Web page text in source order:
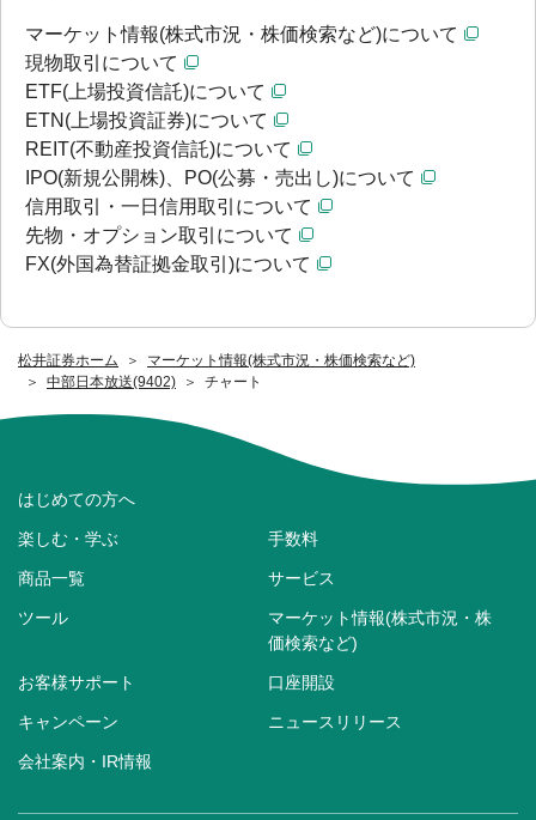
松井証券ホーム
マーケット情報(株式市況・株価検索など)
中部日本放送(9402)
チャート
マーケット情報(株式市況・株価検索など)について
現物取引について
ETF(上場投資信託)について
ETN(上場投資証券)について
REIT(不動産投資信託)について
IPO(新規公開株)、PO(公募・売出し)について
信用取引・一日信用取引について
先物・オプション取引について
FX(外国為替証拠金取引)について
はじめての方へ
楽しむ・学ぶ 手数料
商品一覧 サービス
ツール
マーケット情報(株式市況・株
価検索など)
お客様サポート 口座開設
キャンペーン ニュースリリース
会社案内・IR情報